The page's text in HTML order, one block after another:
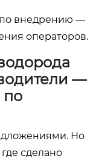
по внедрению —
операторов.
—
по
Но
сделано